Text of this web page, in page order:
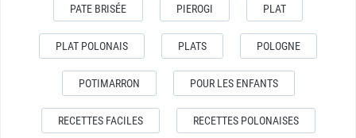
PATE BRISÉE PIEROGI PLAT
PLAT POLONAIS PLATS POLOGNE
POTIMARRON POUR LES ENFANTS
RECETTES FACILES RECETTES POLONAISES